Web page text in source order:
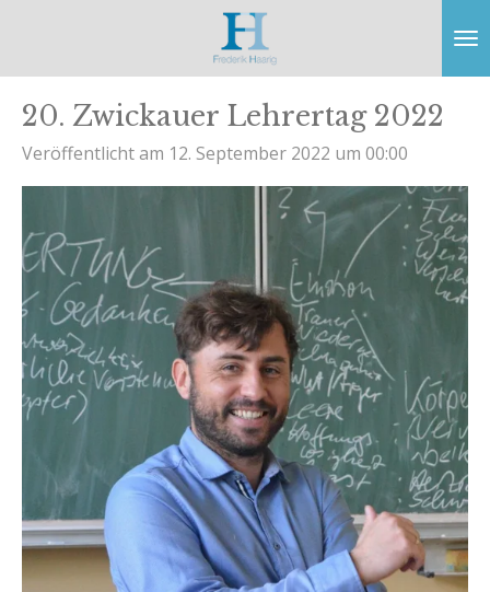
20. Zwickauer Lehrertag 2022
Veröffentlicht am 12. September 2022 um 00:00